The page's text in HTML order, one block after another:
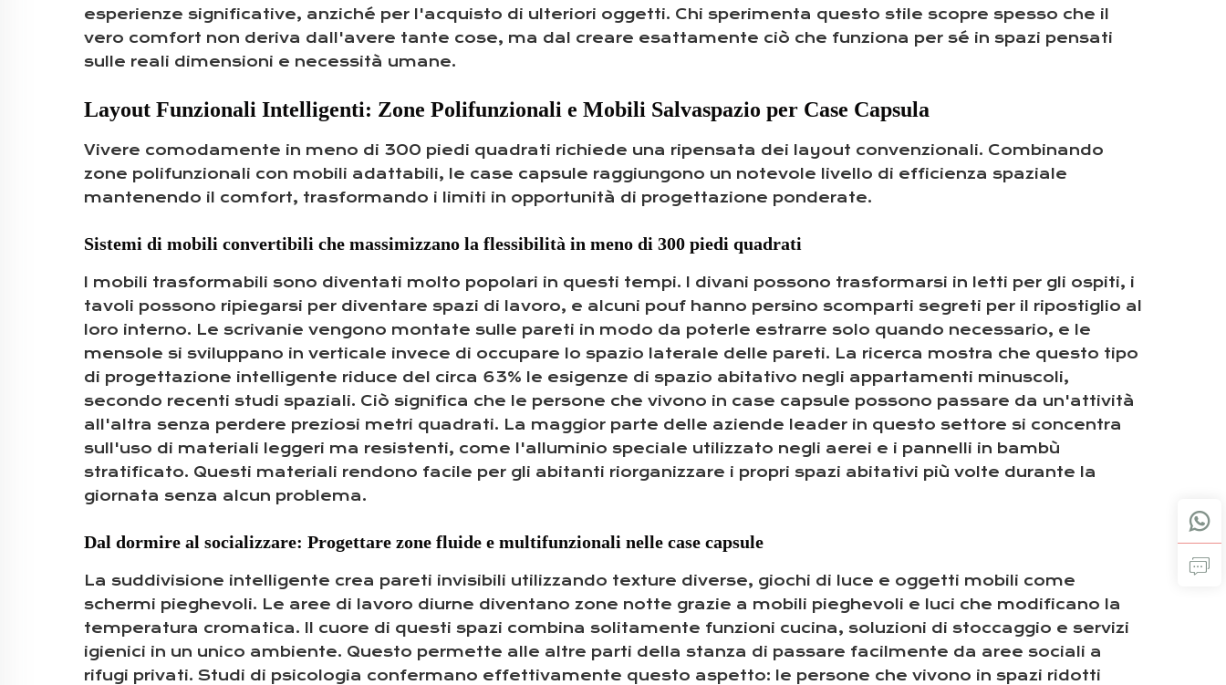
esperienze significative, anziché per l'acquisto di ulteriori oggetti. Chi sperimenta questo stile scopre spesso che il
vero comfort non deriva dall'avere tante cose, ma dal creare esattamente ciò che funziona per sé in spazi pensati
sulle reali dimensioni e necessità umane.
Layout Funzionali Intelligenti: Zone Polifunzionali e Mobili Salvaspazio per Case Capsula
Vivere comodamente in meno di 300 piedi quadrati richiede una ripensata dei layout convenzionali. Combinando
zone polifunzionali con mobili adattabili, le case capsule raggiungono un notevole livello di efficienza spaziale
mantenendo il comfort, trasformando i limiti in opportunità di progettazione ponderate.
Sistemi di mobili convertibili che massimizzano la flessibilità in meno di 300 piedi quadrati
I mobili trasformabili sono diventati molto popolari in questi tempi. I divani possono trasformarsi in letti per gli ospiti, i
tavoli possono ripiegarsi per diventare spazi di lavoro, e alcuni pouf hanno persino scomparti segreti per il ripostiglio al
loro interno. Le scrivanie vengono montate sulle pareti in modo da poterle estrarre solo quando necessario, e le
mensole si sviluppano in verticale invece di occupare lo spazio laterale delle pareti. La ricerca mostra che questo tipo
di progettazione intelligente riduce del circa 63% le esigenze di spazio abitativo negli appartamenti minuscoli,
secondo recenti studi spaziali. Ciò significa che le persone che vivono in case capsule possono passare da un'attività
all'altra senza perdere preziosi metri quadrati. La maggior parte delle aziende leader in questo settore si concentra
sull'uso di materiali leggeri ma resistenti, come l'alluminio speciale utilizzato negli aerei e i pannelli in bambù
stratificato. Questi materiali rendono facile per gli abitanti riorganizzare i propri spazi abitativi più volte durante la
giornata senza alcun problema.
Dal dormire al socializzare: Progettare zone fluide e multifunzionali nelle case capsule
La suddivisione intelligente crea pareti invisibili utilizzando texture diverse, giochi di luce e oggetti mobili come
schermi pieghevoli. Le aree di lavoro diurne diventano zone notte grazie a mobili pieghevoli e luci che modificano la
temperatura cromatica. Il cuore di questi spazi combina solitamente funzioni cucina, soluzioni di stoccaggio e servizi
igienici in un unico ambiente. Questo permette alle altre parti della stanza di passare facilmente da aree sociali a
rifugi privati. Studi di psicologia confermano effettivamente questo aspetto: le persone che vivono in spazi ridotti